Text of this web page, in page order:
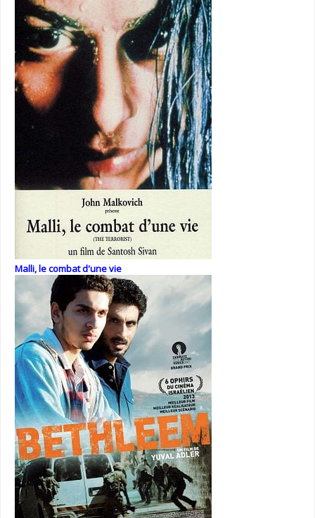
Malli, le combat d'une vie